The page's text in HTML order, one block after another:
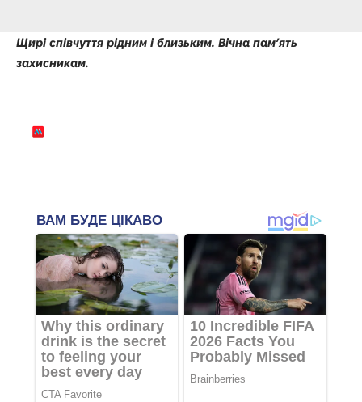
Щирі співчуття рідним і близьким. Вічна пам’ять
захисникам.